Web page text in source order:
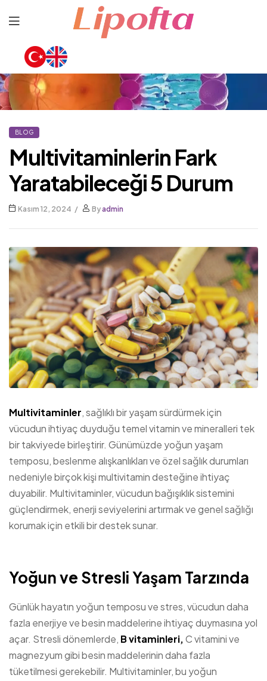
BLOG
Multivitaminlerin Fark
Yaratabileceği 5 Durum
Kasım 12, 2024 Byadmin
Multivitaminler, sağlıklı bir yaşam sürdürmek için
vücudun ihtiyaç duyduğu temel vitamin ve mineralleri tek
bir takviyede birleştirir. Günümüzde yoğun yaşam
temposu, beslenme alışkanlıkları ve özel sağlık durumları
nedeniyle birçok kişi multivitamin desteğine ihtiyaç
duyabilir. Multivitaminler, vücudun bağışıklık sistemini
güçlendirmek, enerji seviyelerini artırmak ve genel sağlığı
korumak için etkili bir destek sunar.
Yoğun ve Stresli Yaşam Tarzında
Günlük hayatın yoğun temposu ve stres, vücudun daha
fazla enerjiye ve besin maddelerine ihtiyaç duymasına yol
açar. Stresli dönemlerde, B vitaminleri,C vitamini ve
magnezyum gibi besin maddelerinin daha fazla
tüketilmesi gerekebilir. Multivitaminler, bu yoğun